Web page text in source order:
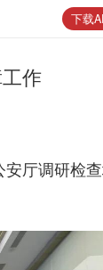
下载
作
厅调研检